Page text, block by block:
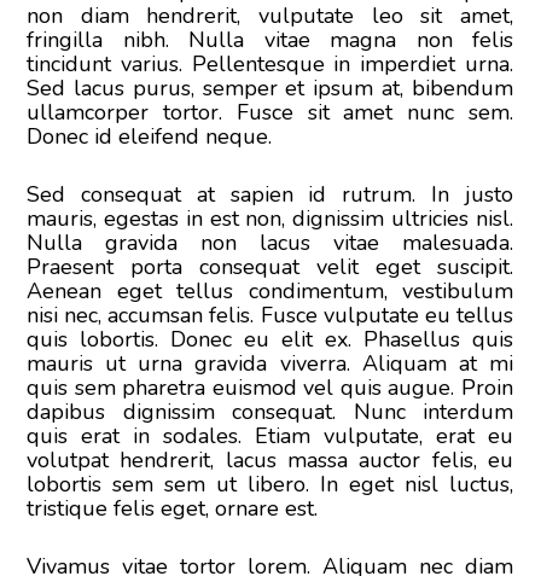
non diam hendrerit, vulputate leo sit amet,
fringilla nibh. Nulla vitae magna non felis
tincidunt varius. Pellentesque in imperdiet urna.
Sed lacus purus, semper et ipsum at, bibendum
ullamcorper tortor. Fusce sit amet nunc sem.
Donec id eleifend neque.
Sed consequat at sapien id rutrum. In justo
mauris, egestas in est non, dignissim ultricies nisl.
Nulla gravida non lacus vitae malesuada.
Praesent porta consequat velit eget suscipit.
Aenean eget tellus condimentum, vestibulum
nisi nec, accumsan felis. Fusce vulputate eu tellus
quis lobortis. Donec eu elit ex. Phasellus quis
mauris ut urna gravida viverra. Aliquam at mi
quis sem pharetra euismod vel quis augue. Proin
dapibus dignissim consequat. Nunc interdum
quis erat in sodales. Etiam vulputate, erat eu
volutpat hendrerit, lacus massa auctor felis, eu
lobortis sem sem ut libero. In eget nisl luctus,
tristique felis eget, ornare est.
Vivamus vitae tortor lorem. Aliquam nec diam